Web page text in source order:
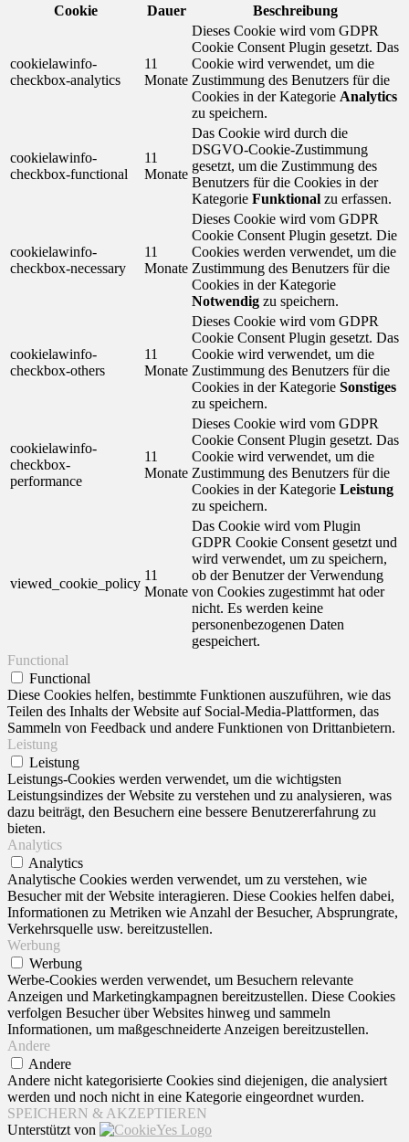
Cookie
Dauer Beschreibung
cookielawinfo-
checkbox-analytics
11
Monate
Dieses Cookie wird vom GDPR
Cookie Consent Plugin gesetzt. Das
Cookie wird verwendet, um die
Zustimmung des Benutzers für die
Cookies in der Kategorie Analytics
zu speichern.
cookielawinfo-
checkbox-functional
11
Monate
Das Cookie wird durch die
DSGVO-Cookie-Zustimmung
gesetzt, um die Zustimmung des
Benutzers für die Cookies in der
Kategorie Funktional zu erfassen.
cookielawinfo-
checkbox-necessary
11
Monate
Dieses Cookie wird vom GDPR
Cookie Consent Plugin gesetzt. Die
Cookies werden verwendet, um die
Zustimmung des Benutzers für die
Cookies in der Kategorie
Notwendig zu speichern.
cookielawinfo-
checkbox-others
11
Monate
Dieses Cookie wird vom GDPR
Cookie Consent Plugin gesetzt. Das
Cookie wird verwendet, um die
Zustimmung des Benutzers für die
Cookies in der Kategorie Sonstiges
zu speichern.
cookielawinfo-
checkbox-
performance
11
Monate
Dieses Cookie wird vom GDPR
Cookie Consent Plugin gesetzt. Das
Cookie wird verwendet, um die
Zustimmung des Benutzers für die
Cookies in der Kategorie Leistung
zu speichern.
viewed_cookie_policy
11
Monate
Das Cookie wird vom Plugin
GDPR Cookie Consent gesetzt und
wird verwendet, um zu speichern,
ob der Benutzer der Verwendung
von Cookies zugestimmt hat oder
nicht. Es werden keine
personenbezogenen Daten
gespeichert.
Functional
Functional
Diese Cookies helfen, bestimmte Funktionen auszuführen, wie das
Teilen des Inhalts der Website auf Social-Media-Plattformen, das
Sammeln von Feedback und andere Funktionen von Drittanbietern.
Leistung
Leistung
Leistungs-Cookies werden verwendet, um die wichtigsten
Leistungsindizes der Website zu verstehen und zu analysieren, was
dazu beiträgt, den Besuchern eine bessere Benutzererfahrung zu
bieten.
Analytics
Analytics
Analytische Cookies werden verwendet, um zu verstehen, wie
Besucher mit der Website interagieren. Diese Cookies helfen dabei,
Informationen zu Metriken wie Anzahl der Besucher, Absprungrate,
Verkehrsquelle usw. bereitzustellen.
Werbung
Werbung
Werbe-Cookies werden verwendet, um Besuchern relevante
Anzeigen und Marketingkampagnen bereitzustellen. Diese Cookies
verfolgen Besucher über Websites hinweg und sammeln
Informationen, um maßgeschneiderte Anzeigen bereitzustellen.
Andere
Andere
Andere nicht kategorisierte Cookies sind diejenigen, die analysiert
werden und noch nicht in eine Kategorie eingeordnet wurden.
SPEICHERN & AKZEPTIEREN
Unterstützt von